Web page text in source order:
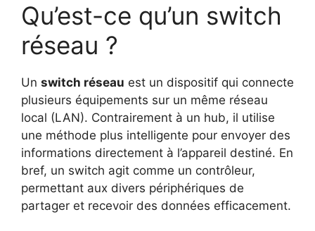
Qu’est-ce qu’un switch
réseau ?
Un switch réseau est un dispositif qui connecte
plusieurs équipements sur un même réseau
local (LAN). Contrairement à un hub, il utilise
une méthode plus intelligente pour envoyer des
informations directement à l’appareil destiné. En
bref, un switch agit comme un contrôleur,
permettant aux divers périphériques de
partager et recevoir des données efficacement.